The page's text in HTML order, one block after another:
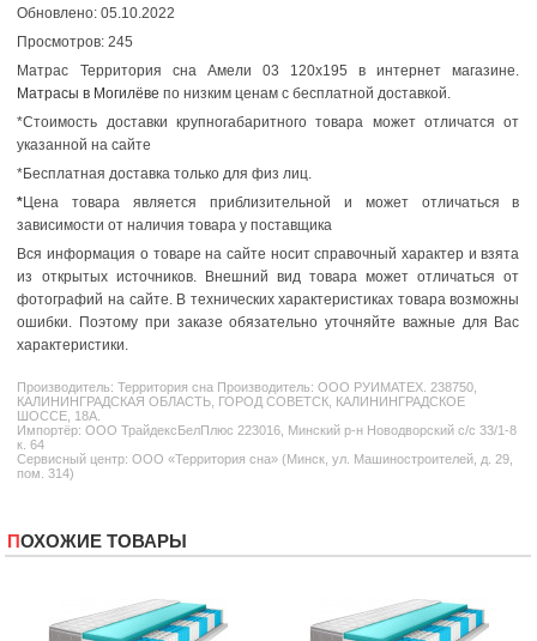
Обновлено: 05.10.2022
Просмотров: 245
Матрас Территория сна Амели 03 120x195 в интернет магазине.
Матрасы в Могилёве по низким ценам с бесплатной доставкой.
*Стоимость доставки крупногабаритного товара может отличатся от
указанной на сайте
*Бесплатная доставка только для физ лиц.
*Цена товара является приблизительной и может отличаться в
зависимости от наличия товара у поставщика
Вся информация о товаре на сайте носит справочный характер и взята
из открытых источников. Внешний вид товара может отличаться от
фотографий на сайте. В технических характеристиках товара возможны
ошибки. Поэтому при заказе обязательно уточняйте важные для Вас
характеристики.
Производитель:Территория сна Производитель: ООО РУИМАТЕХ. 238750,
КАЛИНИНГРАДСКАЯ ОБЛАСТЬ, ГОРОД СОВЕТСК, КАЛИНИНГРАДСКОЕ
ШОССЕ, 18А.
Импортёр: ООО ТрайдексБелПлюс 223016, Минский р-н Новодворский с/с 33/1-8
к. 64
Сервисный центр: ООО «Территория сна» (Минск, ул. Машиностроителей, д. 29,
пом. 314)
ПОХОЖИЕ ТОВАРЫ